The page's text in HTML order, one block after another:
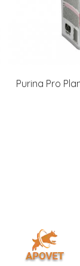
Purina Pro